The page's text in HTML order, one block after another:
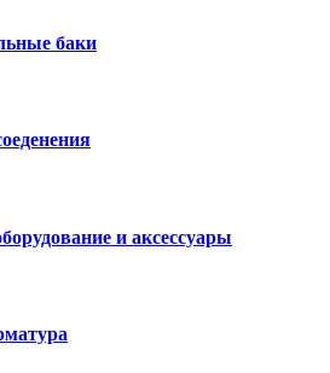
баки
и аксессуары